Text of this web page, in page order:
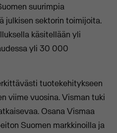
suurimpia
julkisen sektorin toimijoita.
käsitellään yli
yli 30 000
tuotekehitykseen
viime vuosina. Visman tuki
Osana Vismaa
Suomen markkinoilla ja